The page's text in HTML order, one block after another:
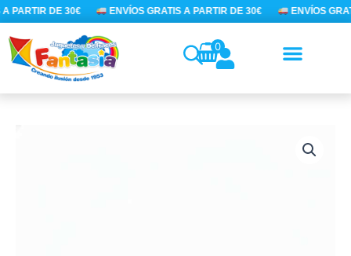
Ir
al
contenido
PARTIR DE 30€ ENVÍOS GRATIS A PARTIR DE 30€ ENVÍOS
0